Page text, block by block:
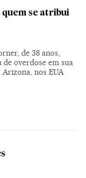
quem se atribui
de 38 anos,
overdose em sua
Arizona, nos EUA